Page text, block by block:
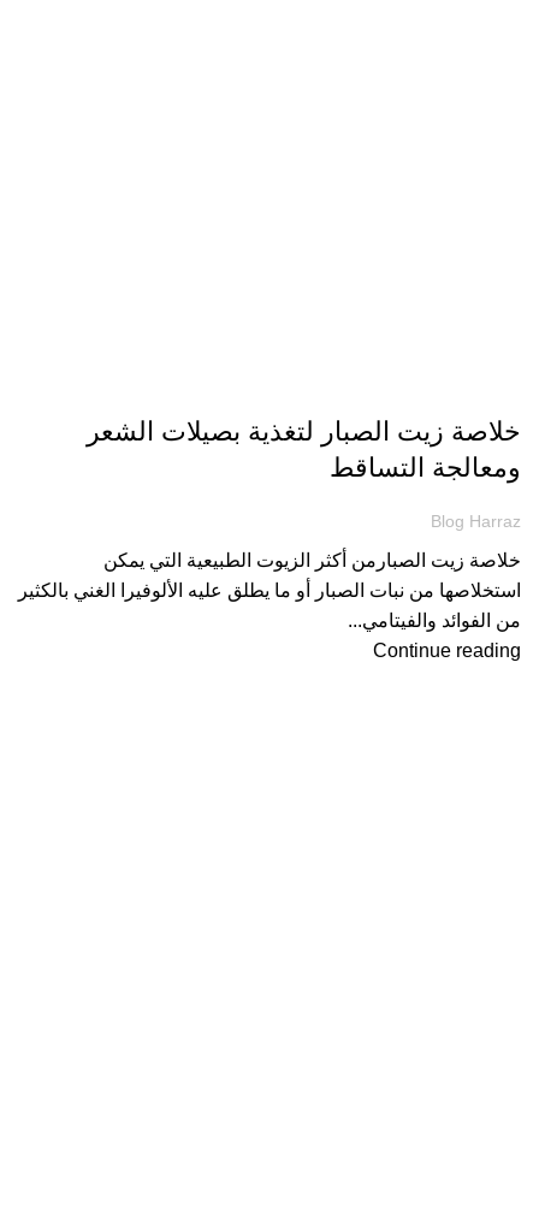
خلاصة زيت الصبار لتغذية بصيلات الشعر
ومعالجة التساقط
Blog Harraz
خلاصة زيت الصبارمن أكثر الزيوت الطبيعية التي يمكن
استخلاصها من نبات الصبار أو ما يطلق عليه الألوفيرا الغني بالكثير
من الفوائد والفيتامي...
Continue reading